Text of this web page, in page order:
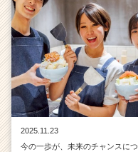
2025.11.23
今の一歩が、未来のチャンスにつ